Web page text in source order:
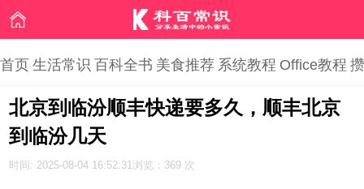
首页 生活常识 百科全书 美食推荐 系统教程 Office教程
北京到临汾顺丰快递要多久，顺丰北京
到临汾几天
时间: 2025-08-04 16:52:31浏览：369 次